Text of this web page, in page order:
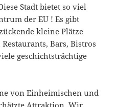
Stadt bietet so viel
der EU ! Es gibt
kleine Plätze
Bars, Bistros
geschichtsträchtige
von Einheimischen und
Attraktion. Wir